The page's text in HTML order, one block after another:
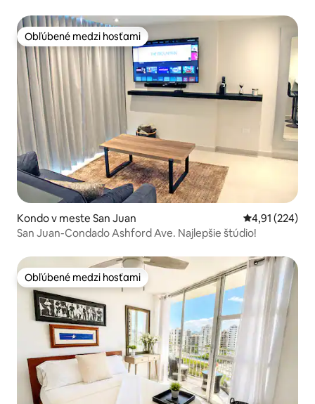
Obľúbené medzi hosťami
Obľúbené medzi hosťami
Kondo v meste San Juan Priemerné
4,91 (224)
San Juan-Condado Ashford Ave. Najlepšie štúdio!
Obľúbené medzi hosťami
Obľúbené medzi hosťami